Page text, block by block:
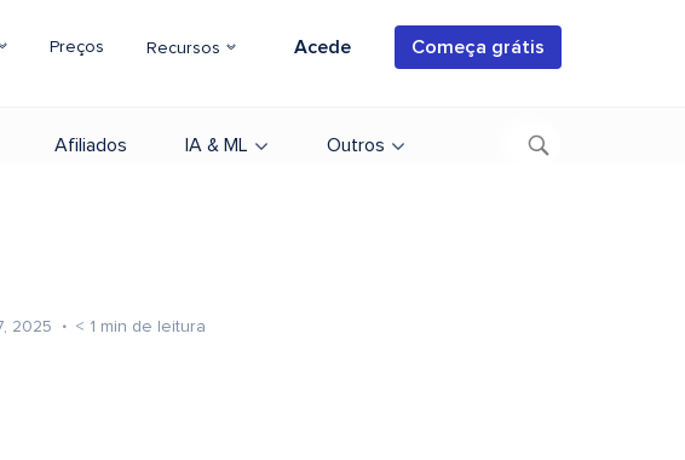
Preços Recursos Acede Começa grátis
Afiliados IA & ML Outros
2025 < 1 min de leitura